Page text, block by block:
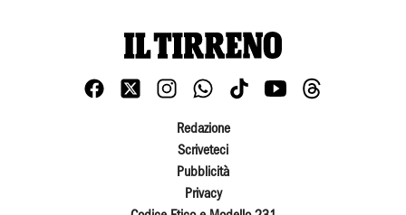
Redazione
Scriveteci
Pubblicità
Privacy